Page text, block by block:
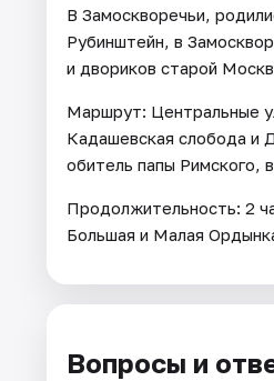
В Замоскворечьи,
Рубинштейн, в
и двориков старой
Маршрут: Центральные
Кадашевская слобода и
обитель папы Римского,
Продолжительность: 2
Большая и Малая
Вопросы и